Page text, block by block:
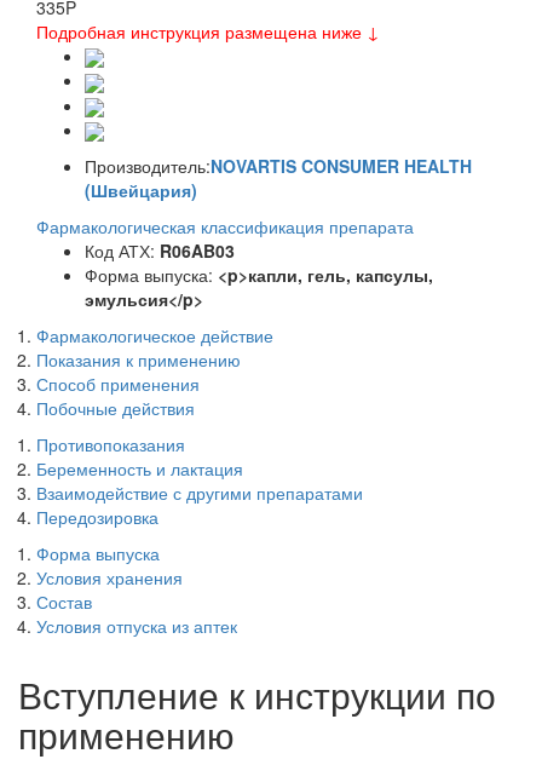
335P
Подробная инструкция размещена ниже ↓
Производитель:NOVARTIS CONSUMER HEALTH
(Швейцария)
Фармакологическая классификация препарата
Код АТХ: R06AB03
Форма выпуска: <p>капли, гель, капсулы,
эмульсия</p>
Фармакологическое действие
Показания к применению
Способ применения
Побочные действия
Противопоказания
Беременность и лактация
Взаимодействие с другими препаратами
Передозировка
Форма выпуска
Условия хранения
Состав
Условия отпуска из аптек
Вступление к инструкции по
применению